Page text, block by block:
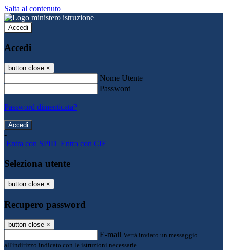
Salta al contenuto
Accedi
Accedi
button close ×
Nome Utente
Password
Password dimenticata?
-
Entra con SPID Entra con CIE
Seleziona utente
button close ×
Recupero password
button close ×
E-mail Verrà inviato un messaggio
all'indirizzo indicato con le istruzioni necessarie.